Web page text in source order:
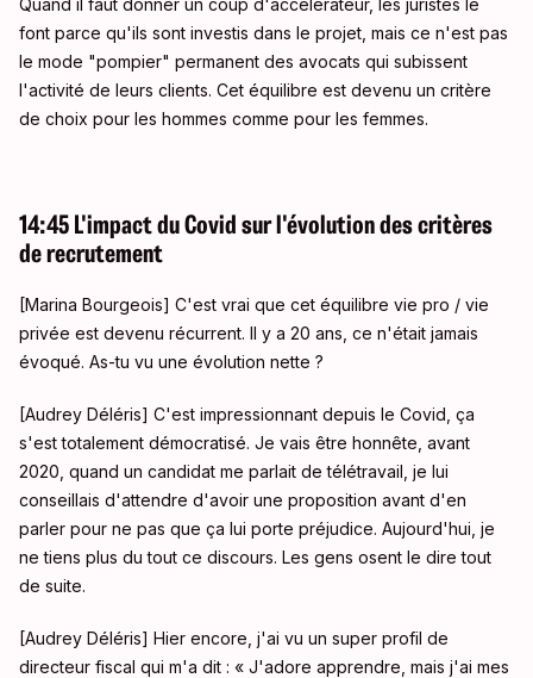
Quand il faut donner un coup d'accélérateur, les juristes le
font parce qu'ils sont investis dans le projet, mais ce n'est pas
le mode "pompier" permanent des avocats qui subissent
l'activité de leurs clients. Cet équilibre est devenu un critère
de choix pour les hommes comme pour les femmes.
14:45 L'impact du Covid sur l'évolution des critères
de recrutement
[Marina Bourgeois] C'est vrai que cet équilibre vie pro / vie
privée est devenu récurrent. Il y a 20 ans, ce n'était jamais
évoqué. As-tu vu une évolution nette ?
[Audrey Déléris] C'est impressionnant depuis le Covid, ça
s'est totalement démocratisé. Je vais être honnête, avant
2020, quand un candidat me parlait de télétravail, je lui
conseillais d'attendre d'avoir une proposition avant d'en
parler pour ne pas que ça lui porte préjudice. Aujourd'hui, je
ne tiens plus du tout ce discours. Les gens osent le dire tout
de suite.
[Audrey Déléris] Hier encore, j'ai vu un super profil de
directeur fiscal qui m'a dit : « J'adore apprendre, mais j'ai mes